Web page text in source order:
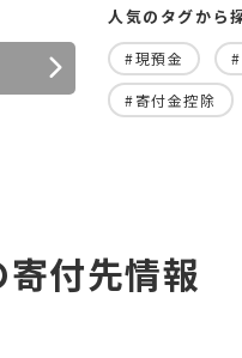
人気のタグから
#現預金
#寄付金控除
寄付先情報